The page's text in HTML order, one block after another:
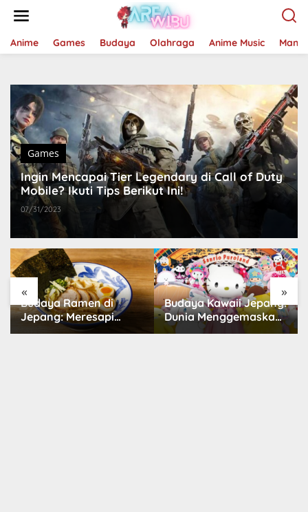
Anime Games Budaya Olahraga Anime Music
Games
Ingin Mencapai Tier Legendary di Call of Duty
Mobile? Ikuti Tips Berikut Ini!
07/31/2023
« »
Budaya Ramen di
Jepang: Meresapi
Tradisi Lezat
Budaya Kawaii Jepang:
Dunia Menggemaskan
yang Populer